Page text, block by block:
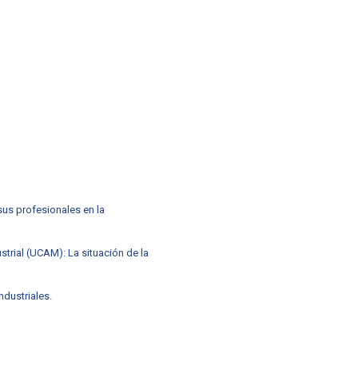
profesionales en la
(UCAM): La situación de la